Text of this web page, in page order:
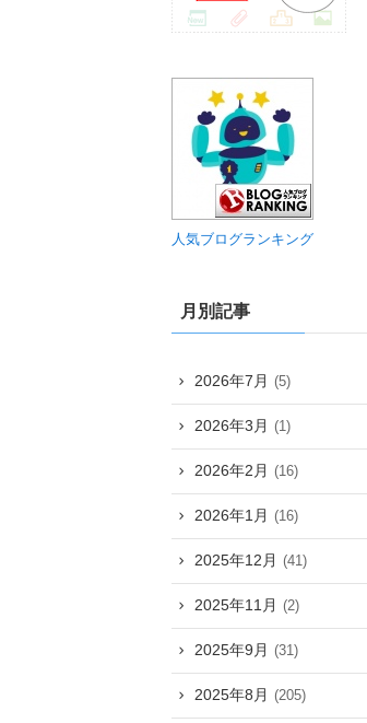
人気ブログランキング
月別記事
2026年7月 (5)
2026年3月 (1)
2026年2月 (16)
2026年1月 (16)
2025年12月 (41)
2025年11月 (2)
2025年9月 (31)
2025年8月 (205)